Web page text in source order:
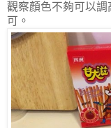
觀察顏色不夠可以
可。